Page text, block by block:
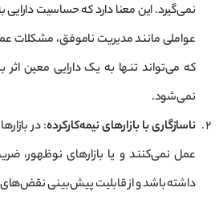
نمی‌گیرد. این معنا دارد که حساسیت دارایی
عواملی مانند مدیریت ناموفق، مشکلات
که می‌تواند تنها به یک دارایی معین اثر
نمی‌شود.
ناسازگاری با بازارهای نیمه‌کارکرده: در
عمل نمی‌کنند و یا بازارهای نوظهور،
داشته باشد و از قابلیت پیش‌بینی نقض‌های